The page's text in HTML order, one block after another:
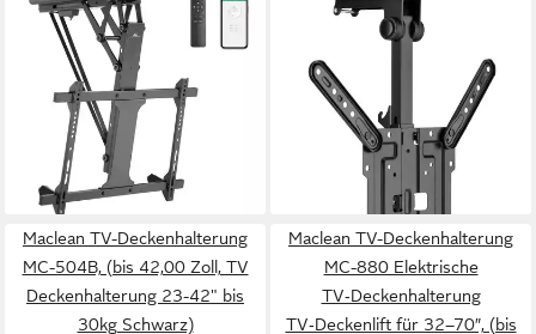
TV-Deckenhalterung MC-
880T, (bis 70,00 Zoll, Tuya
elektrische TV-
Deckenhalterung 32"-70)
271,00 €
UVP 415,00 €
lieferbar - in 2-3 Werktagen bei dir
TV-Deckenhalterung
CM422L, (bis 55,00 Zoll,
Einklappbar, Unterbau-
geeignet, für (Dach)Schrägen
geeignet)
34,99 €
lieferbar - in 2-3 Werktagen bei dir
Maclean TV-Deckenhalterung
MC-504B, (bis 42,00 Zoll, TV
Deckenhalterung 23-42" bis
30kg Schwarz)
Maclean TV-Deckenhalterung
MC-880 Elektrische
TV‑Deckenhalterung
TV‑Deckenlift für 32–70″, (bis